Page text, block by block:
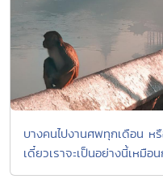
บางคนไปงานศพทุกเดือน ห
เดี๋ยวเราจะเป็นอย่างนี้เหมือ